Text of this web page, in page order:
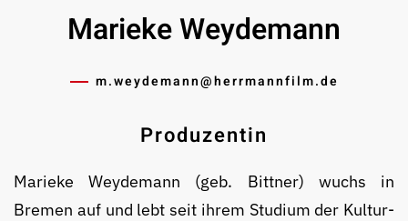
Marieke Weydemann
m.weydemann@­herrmannfilm.de
Produzentin
Marieke Weydemann (geb. Bittner) wuchs in
Bremen auf und lebt seit ihrem Studium der Kultur­